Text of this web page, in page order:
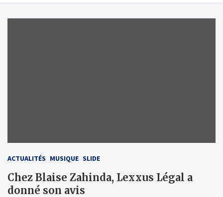
ACTUALITÉS MUSIQUE SLIDE
Chez Blaise Zahinda, Lexxus Légal a
donné son avis